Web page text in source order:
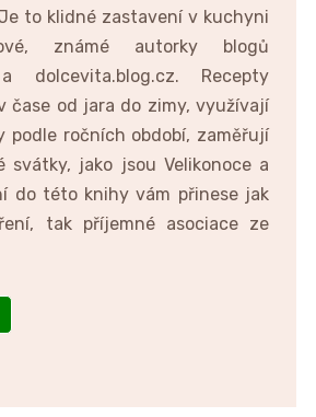
to klidné zastavení v kuchyni
známé autorky blogů
dolcevita.blog.cz. Recepty
čase od jara do zimy, využívají
podle ročních období, zaměřují
svátky, jako jsou Velikonoce a
do této knihy vám přinese jak
tak příjemné asociace ze